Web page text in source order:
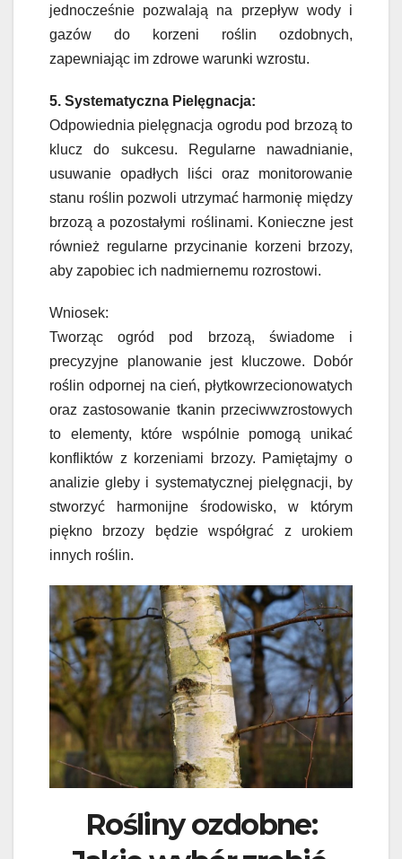
jednocześnie pozwalają na przepływ wody i
gazów do korzeni roślin ozdobnych,
zapewniając im zdrowe warunki wzrostu.
5. Systematyczna Pielęgnacja:
Odpowiednia pielęgnacja ogrodu pod brzozą to
klucz do sukcesu. Regularne nawadnianie,
usuwanie opadłych liści oraz monitorowanie
stanu roślin pozwoli utrzymać harmonię między
brzozą a pozostałymi roślinami. Konieczne jest
również regularne przycinanie korzeni brzozy,
aby zapobiec ich nadmiernemu rozrostowi.
Wniosek:
Tworząc ogród pod brzozą, świadome i
precyzyjne planowanie jest kluczowe. Dobór
roślin odpornej na cień, płytkowrzecionowatych
oraz zastosowanie tkanin przeciwwzrostowych
to elementy, które wspólnie pomogą unikać
konfliktów z korzeniami brzozy. Pamiętajmy o
analizie gleby i systematycznej pielęgnacji, by
stworzyć harmonijne środowisko, w którym
piękno brzozy będzie współgrać z urokiem
innych roślin.
Rośliny ozdobne: